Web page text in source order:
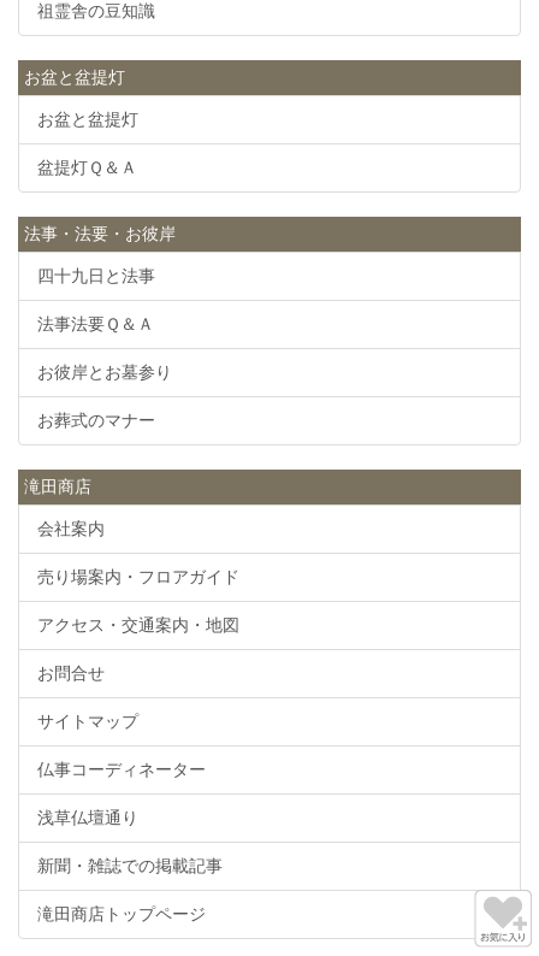
祖霊舎の豆知識
お盆と盆提灯
お盆と盆提灯
盆提灯Ｑ＆Ａ
法事・法要・お彼岸
四十九日と法事
法事法要Ｑ＆Ａ
お彼岸とお墓参り
お葬式のマナー
滝田商店
会社案内
売り場案内・フロアガイド
アクセス・交通案内・地図
お問合せ
サイトマップ
仏事コーディネーター
浅草仏壇通り
新聞・雑誌での掲載記事
滝田商店トップページ